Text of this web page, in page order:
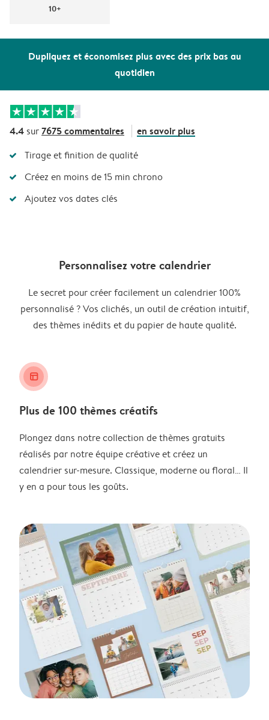
Dupliquez et économisez plus avec des prix bas au
quotidien
10+
4.4 sur7675 commentaires en savoir plus
Tirage et finition de qualité
Créez en moins de 15 min chrono
Ajoutez vos dates clés
Personnalisez votre calendrier
Le secret pour créer facilement un calendrier 100%
personnalisé ? Vos clichés, un outil de création intuitif,
des thèmes inédits et du papier de haute qualité.
layout_alt
Plus de 100 thèmes créatifs
Plongez dans notre collection de thèmes gratuits
réalisés par notre équipe créative et créez un
calendrier sur-mesure. Classique, moderne ou floral… Il
y en a pour tous les goûts.